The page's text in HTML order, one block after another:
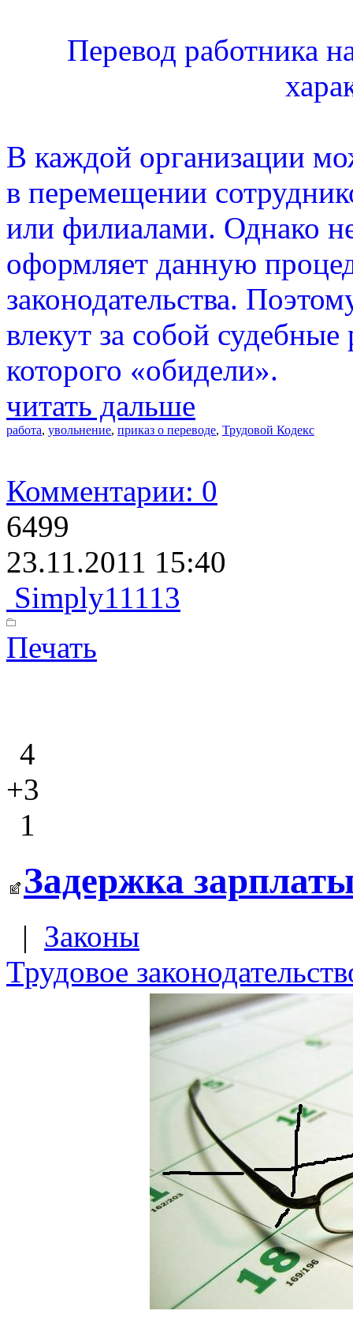
Перевод работника
В каждой организации
в перемещении
или филиалами. Однако
оформляет данную
законодательства.
влекут за собой судебные
которого «обидели».
читать дальше
работа, увольнение, приказ о переводе, Трудовой Кодекс
Комментарии: 0
6499
23.11.2011 15:40
Simply11113
Печать
4
+3
1
Задержка
| Законы
Трудовое